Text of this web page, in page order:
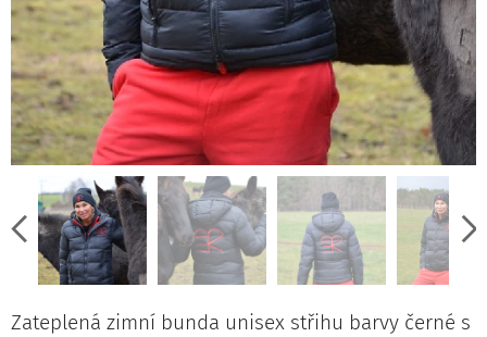
Zateplená zimní bunda unisex střihu barvy černé s